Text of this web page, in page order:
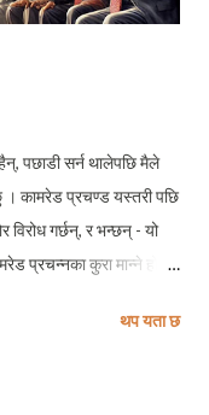
पछाडी सर्न थालेपछि मैले
। कामरेड प्रचण्ड यस्तरी पछि
विरोध गर्छन्, र भन्छन् - यो
प्रचन्नका कुरा मान्ने हो
परिभाषाको प्रतिगमन
थप यता छ